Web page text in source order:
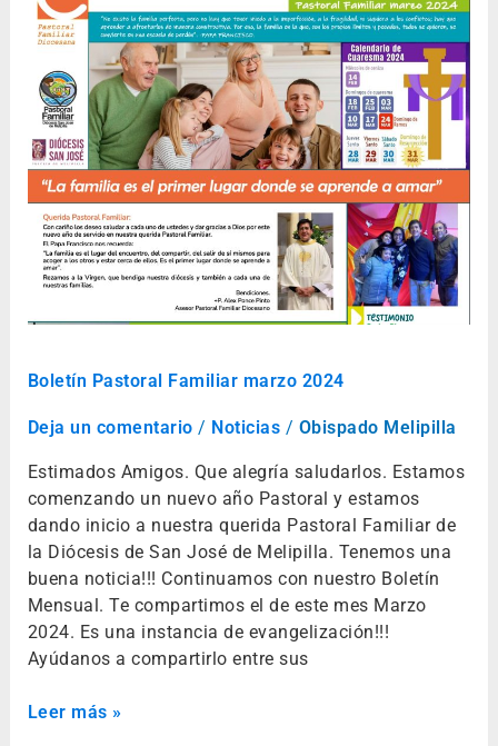
Boletín Pastoral Familiar marzo 2024
Deja un comentario / Noticias / Obispado Melipilla
Estimados Amigos. Que alegría saludarlos. Estamos
comenzando un nuevo año Pastoral y estamos
dando inicio a nuestra querida Pastoral Familiar de
la Diócesis de San José de Melipilla. Tenemos una
buena noticia!!! Continuamos con nuestro Boletín
Mensual. Te compartimos el de este mes Marzo
2024. Es una instancia de evangelización!!!
Ayúdanos a compartirlo entre sus
Familiar
marzo
2024
Leer más »